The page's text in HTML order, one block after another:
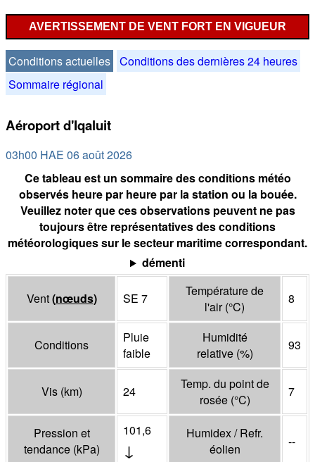
AVERTISSEMENT DE VENT FORT EN VIGUEUR
Conditions actuelles Conditions des dernières 24 heures
Sommaire régional
Aéroport d'Iqaluit
03h00 HAE 06 août 2026
Ce tableau est un sommaire des conditions météo
observés heure par heure par la station ou la bouée.
Veuillez noter que ces observations peuvent ne pas
toujours être représentatives des conditions
météorologiques sur le secteur maritime correspondant.
démenti
Vent(nœuds) SE 7
Température de
l'air(°C)
8
Conditions
Pluie
faible
Humidité
relative (%)
93
Vis (km) 24
Temp. du point de
rosée (°C)
7
Pression et
tendance (kPa)
101,6
↓
Humidex / Refr.
éolien
--